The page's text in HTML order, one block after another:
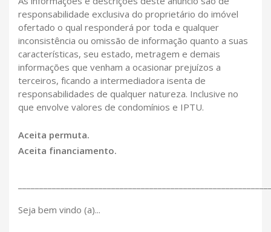
responsabilidade exclusiva do proprietário do imóvel
ofertado o qual responderá por toda e qualquer
inconsistência ou omissão de informação quanto a suas
características, seu estado, metragem e demais
informações que venham a ocasionar prejuízos a
terceiros, ficando a intermediadora isenta de
responsabilidades de qualquer natureza. Inclusive no
que envolve valores de condomínios e IPTU.
Aceita permuta.
Aceita financiamento.
Seja bem vindo (a)...